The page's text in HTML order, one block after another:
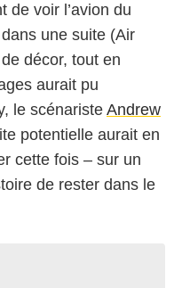
de voir l’avion du
une suite (Air
décor, tout en
aurait pu
le scénariste Andrew
potentielle aurait en
cette fois – sur un
de rester dans le